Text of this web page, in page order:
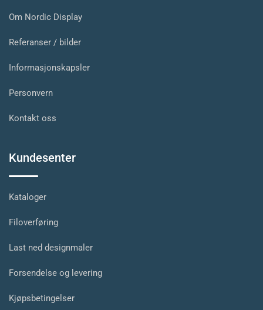
Om Nordic Display
Referanser / bilder
Informasjonskapsler
Personvern
Kontakt oss
Kundesenter
Kataloger
Filoverføring
Last ned designmaler
Forsendelse og levering
Kjøpsbetingelser